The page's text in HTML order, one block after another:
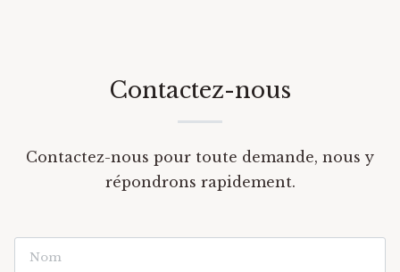
Contactez-nous
Contactez-nous pour toute demande, nous y
répondrons rapidement.